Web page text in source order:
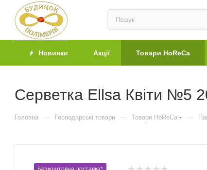
Новинки Акції Товари HoReCa
Серветка Ellsa Квіти №5
Головна — Господарські товари — Товари HoReCa —